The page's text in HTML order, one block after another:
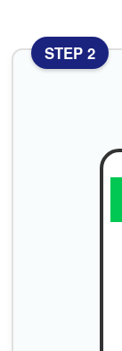
STEP 2